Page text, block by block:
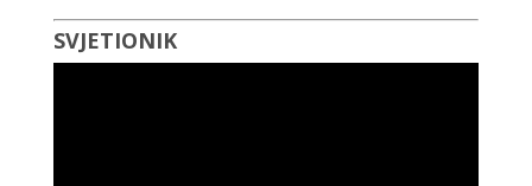
SVJETIONIK